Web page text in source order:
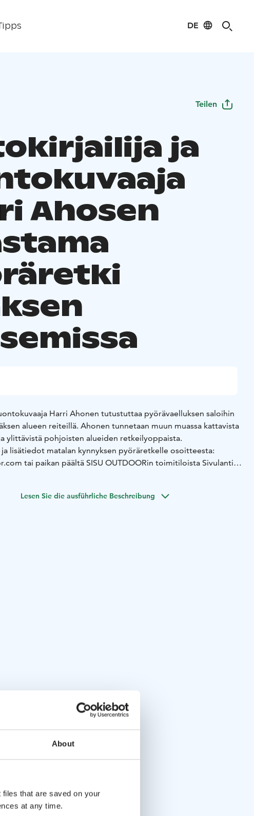
About
that are saved on your
at any time.
DE
Teilen
ja
Ahosen
Harri Ahonen tutustuttaa pyörävaelluksen saloihin
alueen reiteillä. Ahonen tunnetaan muun muassa kattavista
ylittävistä pohjoisten alueiden retkeilyoppaista.
lisätiedot matalan kynnyksen pyöräretkelle osoitteesta:
tai paikan päältä SISU OUTDOORin toimitiloista Sivulantie
Lesen Sie die ausführliche Beschreibung